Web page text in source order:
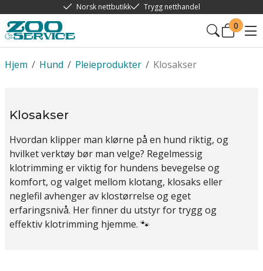
Norsk nettbutikk Trygg netthandel
0
/
Hjem /
Hund /
Pleieprodukter Klosakser
Klosakser
Hvordan klipper man klørne på en hund riktig, og
hvilket verktøy bør man velge? Regelmessig
klotrimming er viktig for hundens bevegelse og
komfort, og valget mellom klotang, klosaks eller
neglefil avhenger av klostørrelse og eget
erfaringsnivå. Her finner du utstyr for trygg og
effektiv klotrimming hjemme. 🐾